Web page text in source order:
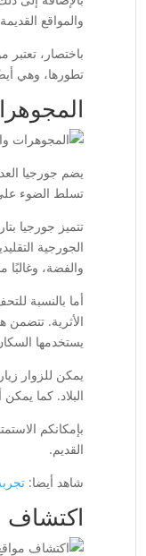
والمواقع
باختصار،
تطورها، وهي
يضم جورجيا
تسلط الضوء
تتميز جورجيا
الجورجية
والفضة، وغالبًا
أما بالنسبة
الأثرية. تتضمن
يستخدمها
يمكن للزوار
البلاد. كما
بإمكانكم
القديم.
شاهد أيضا:
اكتشاف